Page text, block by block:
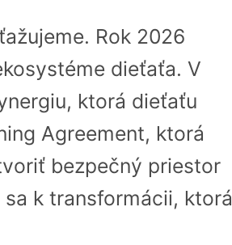
Rok 2026
dieťaťa. V
ktorá dieťaťu
Agreement, ktorá
bezpečný priestor
k transformácii, ktorá